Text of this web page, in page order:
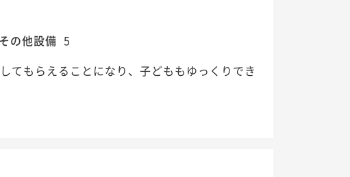
その他設備 5
てもらえることになり、子どももゆっくりでき